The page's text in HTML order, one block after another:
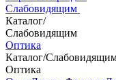
Слабовидящим
Каталог/
Слабовидящим
Оптика
Каталог/
Оптика